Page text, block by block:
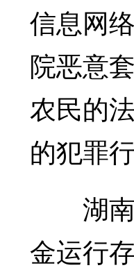
信息网
院恶意
农民的
的犯罪行
湖南
金运行